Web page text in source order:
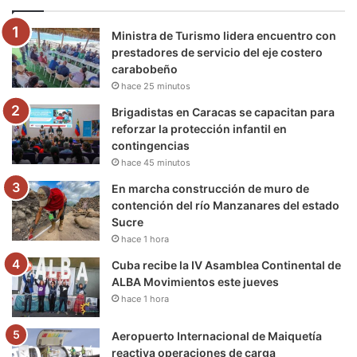
o
o
k
e
r
b
e
g
r
m
r
a
k
Ministra de Turismo lidera encuentro con
prestadores de servicio del eje costero
carabobeño
hace 25 minutos
Brigadistas en Caracas se capacitan para
reforzar la protección infantil en
contingencias
hace 45 minutos
En marcha construcción de muro de
contención del río Manzanares del estado
Sucre
hace 1 hora
Cuba recibe la IV Asamblea Continental de
ALBA Movimientos este jueves
hace 1 hora
Aeropuerto Internacional de Maiquetía
reactiva operaciones de carga